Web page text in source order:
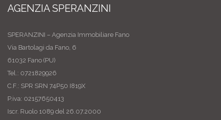
AGENZIA SPERANZINI
SPERANZINI – Agenzia Immobiliare Fano
Via Bartolagi da Fano, 6
61032 Fano (PU)
Tel.: 0721829926
C.F.: SPR SRN 74P50 I819X
P.iva: 02157650413
Iscr. Ruolo 1089 del 26.07.2000